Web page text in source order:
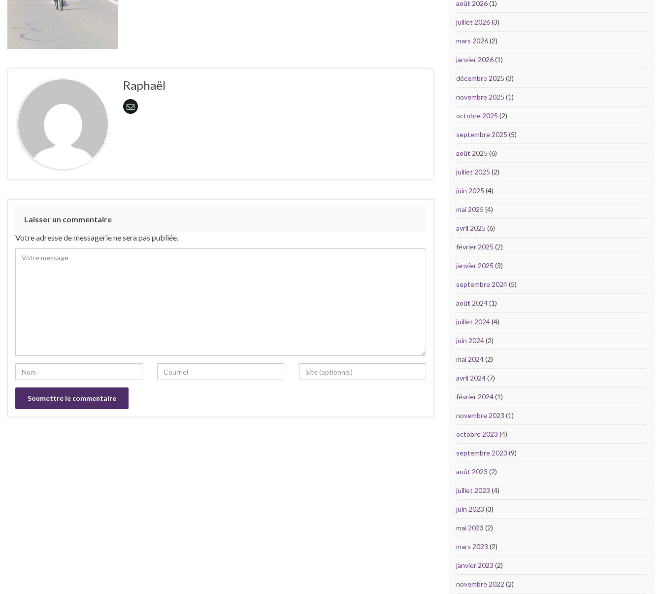
Raphaël
Laisser un commentaire
Votre adresse de messagerie ne sera pas publiée.
août 2026(1)
juillet 2026(3)
mars 2026(2)
janvier 2026(1)
décembre 2025 (3)
novembre 2025 (1)
octobre 2025 (2)
septembre 2025 (5)
août 2025 (6)
juillet 2025 (2)
juin 2025 (4)
mai 2025 (4)
avril 2025 (6)
février 2025 (2)
janvier 2025 (3)
septembre 2024(5)
août 2024(1)
juillet 2024(4)
juin 2024(2)
mai 2024(2)
avril 2024(7)
février 2024(1)
novembre 2023 (1)
octobre 2023 (4)
septembre 2023 (9)
août 2023 (2)
juillet 2023 (4)
juin 2023 (3)
mai 2023 (2)
mars 2023 (2)
janvier 2023 (2)
novembre 2022 (2)